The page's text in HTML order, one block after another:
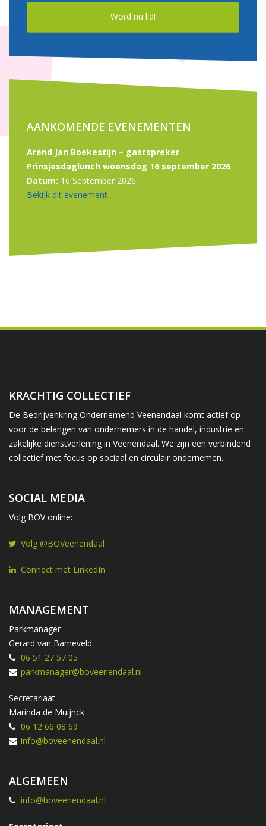
Word nu lid!
AANKOMENDE EVENEMENTEN
Arend Jan Boekestijn – gastspreker
Prinsjesdaglunch woensdag 16 september 2026
Datum: 16 September 2026
Bekijk dit evenement
KRACHTIG COLLECTIEF
De Bedrijvenkring Ondernemend Veenendaal komt actief op
voor de belangen van ondernemers in de handel, industrie en
zakelijke dienstverlening in Veenendaal. We zijn een verbindend
collectief met focus op sociaal en circulair ondernemen.
SOCIAL MEDIA
Volg BOV online:
Volg @BOVeenendaal
Connect met LinkedIn
MANAGEMENT
Parkmanager
Gerard van Barneveld
06 51 27 57 05
parkmanager@boveenendaal.nl
Secretariaat
Marinda de Muijnck
06 12 66 08 69
info@boveenendaal.nl
ALGEMEEN
info@boveenendaal.nl